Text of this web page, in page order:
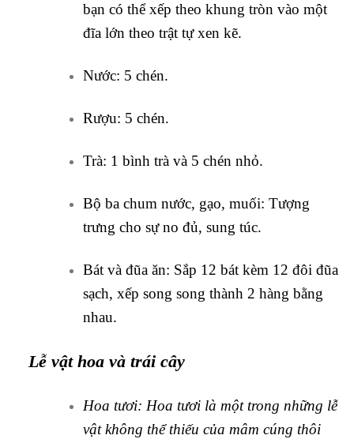
bạn có thể xếp theo khung tròn vào một
đĩa lớn theo trật tự xen kẽ.
Nước: 5 chén.
Rượu: 5 chén.
Trà: 1 bình trà và 5 chén nhỏ.
Bộ ba chum nước, gạo, muối: Tượng
trưng cho sự no đủ, sung túc.
Bát và đũa ăn: Sắp 12 bát kèm 12 đôi đũa
sạch, xếp song song thành 2 hàng bằng
nhau.
Lễ vật hoa và trái cây
Hoa tươi: Hoa tươi là một trong những lễ
vật không thể thiếu của mâm cúng thôi